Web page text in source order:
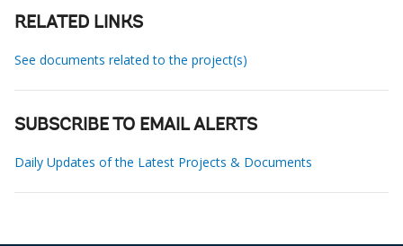
RELATED LINKS
See documents related to the project(s)
SUBSCRIBE TO EMAIL ALERTS
Daily Updates of the Latest Projects & Documents